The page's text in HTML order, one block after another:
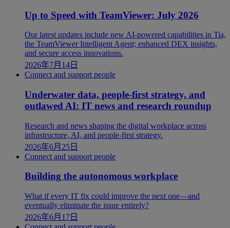
Up to Speed with TeamViewer: July 2026
Our latest updates include new AI-powered capabilities in Tia,
the TeamViewer Intelligent Agent; enhanced DEX insights,
and secure access innovations.
2026年7月14日
Connect and support people
Underwater data, people-first strategy, and
outlawed AI: IT news and research roundup
Research and news shaping the digital workplace across
infrastructure, AI, and people-first strategy.
2026年6月25日
Connect and support people
Building the autonomous workplace
What if every IT fix could improve the next one—and
eventually eliminate the issue entirely?
2026年6月17日